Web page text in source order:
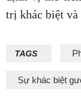
trị khác biệt
TAGS
Sự khác biệt